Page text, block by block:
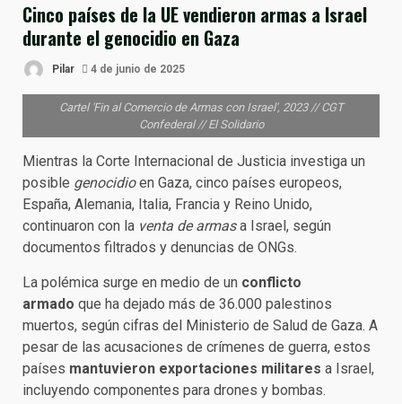
Cinco países de la UE vendieron armas a Israel
durante el genocidio en Gaza
Pilar 4 de junio de 2025
Cartel 'Fin al Comercio de Armas con Israel', 2023 // CGT
Confederal // El Solidario
Mientras la Corte Internacional de Justicia investiga un
posible genocidioen Gaza, cinco países europeos,
España, Alemania, Italia, Francia y Reino Unido,
continuaron con la venta de armasa Israel, según
documentos filtrados y denuncias de ONGs.
La polémica surge en medio de un conflicto
armado que ha dejado más de 36.000 palestinos
muertos, según cifras del Ministerio de Salud de Gaza. A
pesar de las acusaciones de crímenes de guerra, estos
países mantuvieron exportaciones militares a Israel,
incluyendo componentes para drones y bombas.